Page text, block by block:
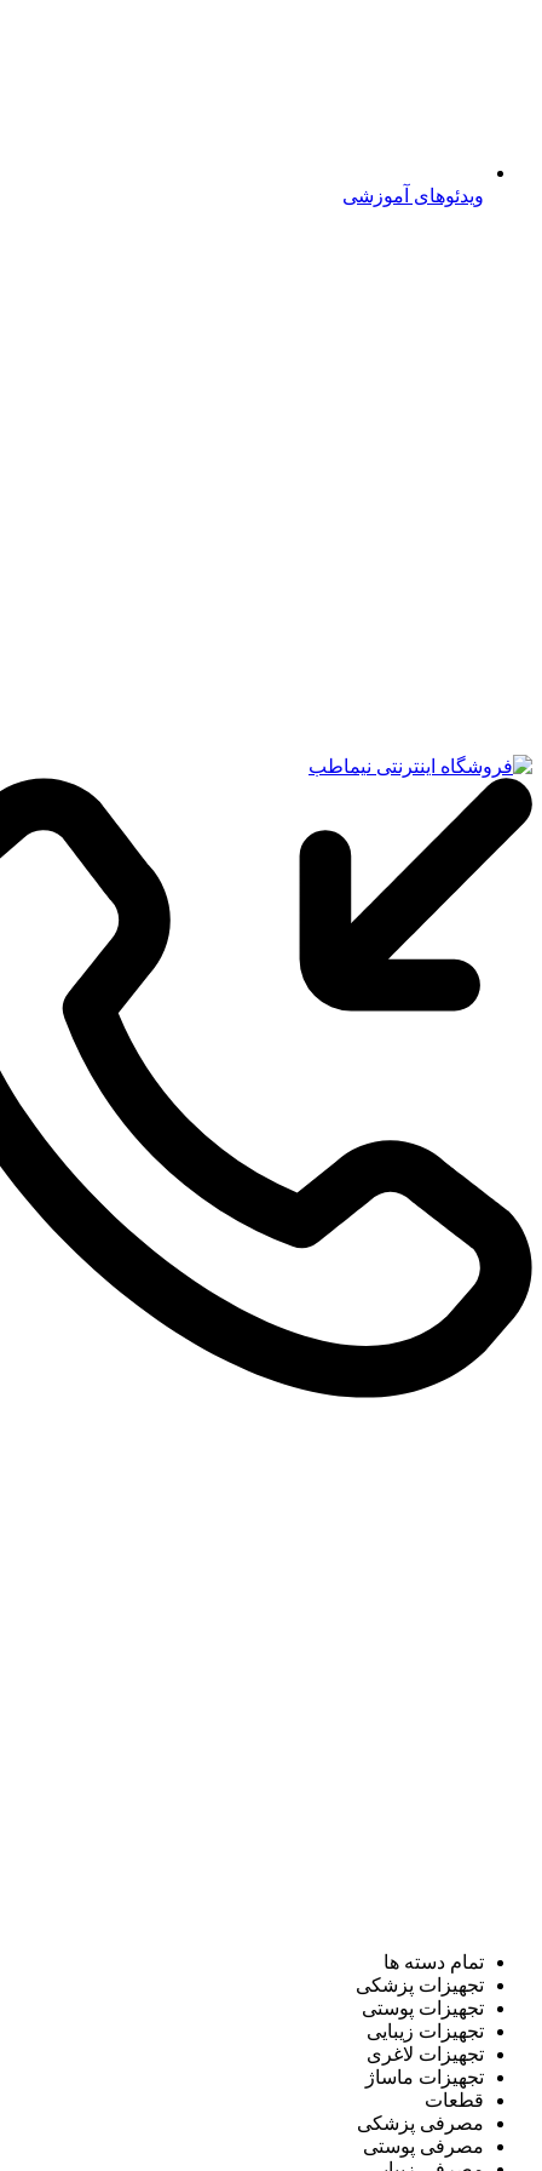
ویدئوهای آموزشی
تمام دسته ها
تجهیزات پزشکی
تجهیزات پوستی
تجهیزات زیبایی
تجهیزات لاغری
تجهیزات ماساژ
قطعات
مصرفی پزشکی
مصرفی پوستی